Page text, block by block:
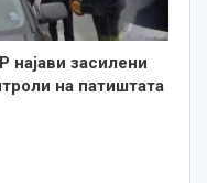
најави засилени
на патиштата